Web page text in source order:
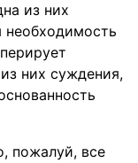
из них
необходимость
них суждения,
пожалуй, все